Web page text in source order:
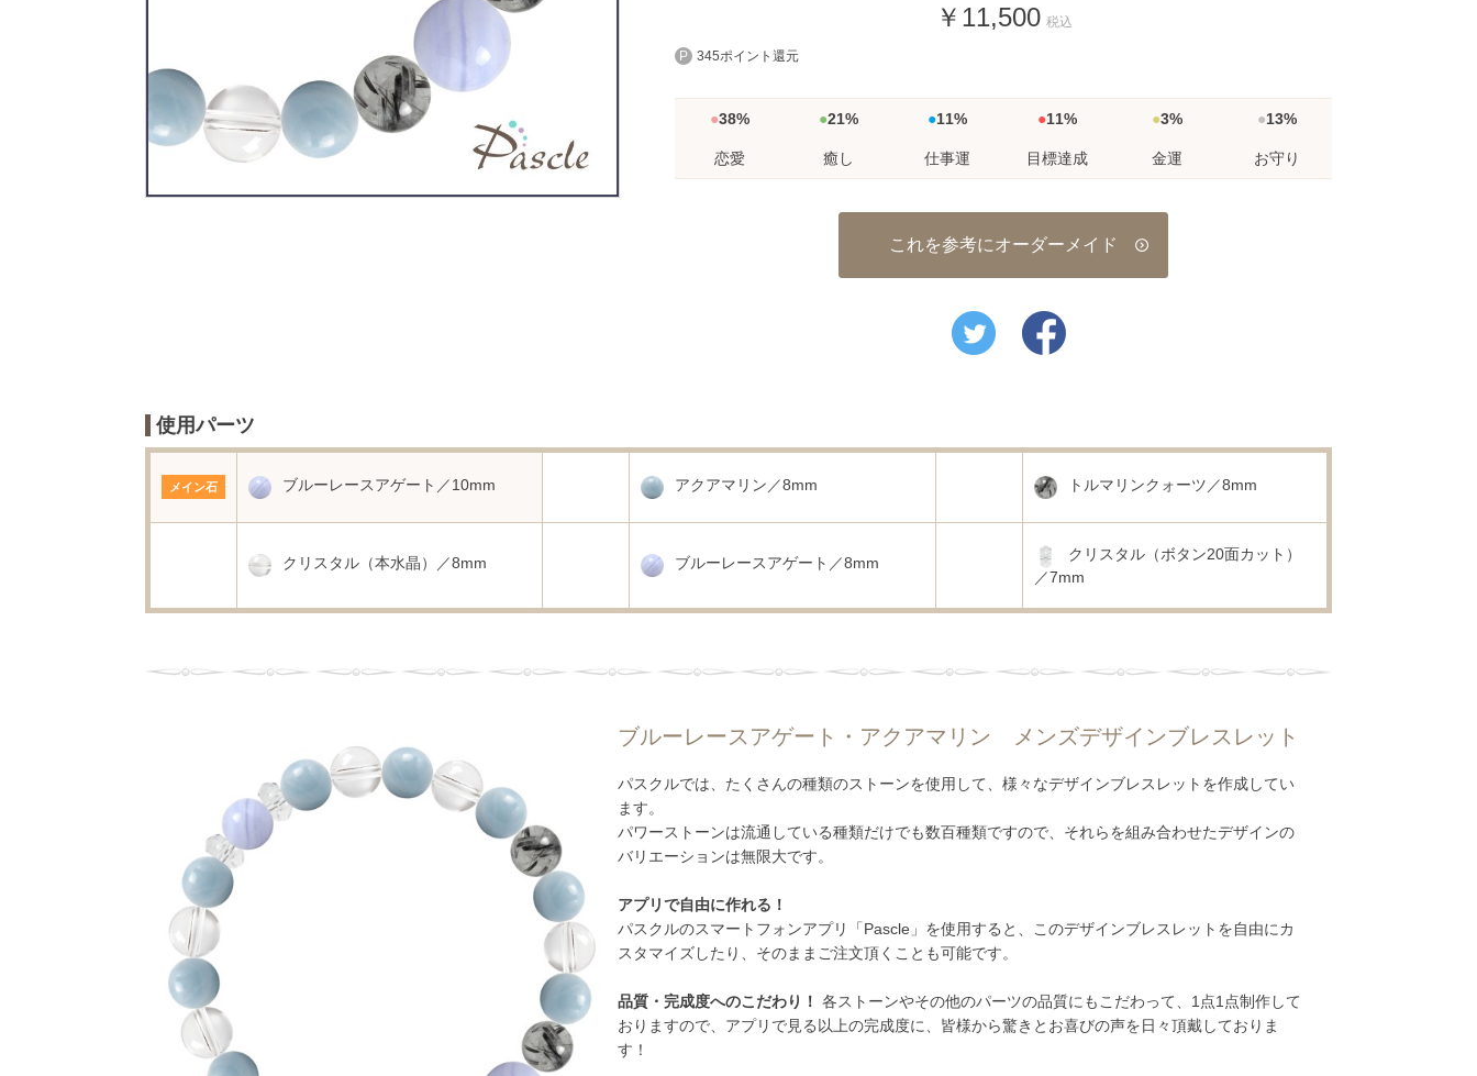
￥11,500 税込
345ポイント還元
38% 21% 11% 11% 3% 13%
恋愛 癒し 仕事運 目標達成 金運 お守り
これを参考にオーダーメイド
使用パーツ
メイン石 ブルーレースアゲート／10mm アクアマリン／8mm トルマリンクォーツ／8mm
クリスタル（本水晶）／8mm ブルーレースアゲート／8mm
クリスタル（ボタン20面カット）
／7mm
ブルーレースアゲート・アクアマリン メンズデザインブレスレット
パスクルでは、たくさんの種類のストーンを使用して、様々なデザインブレスレットを作成してい
ます。
パワーストーンは流通している種類だけでも数百種類ですので、それらを組み合わせたデザインの
バリエーションは無限大です。
アプリで自由に作れる！
パスクルのスマートフォンアプリ「Pascle」を使用すると、このデザインブレスレットを自由にカ
スタマイズしたり、そのままご注文頂くことも可能です。
品質・完成度へのこだわり！ 各ストーンやその他のパーツの品質にもこだわって、1点1点制作して
おりますので、アプリで見る以上の完成度に、皆様から驚きとお喜びの声を日々頂戴しておりま
す！